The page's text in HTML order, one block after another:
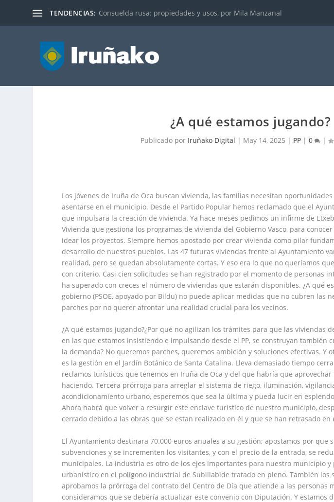
TENDENCIAS: Consuelda rusa: propiedades y usos, por Mila Manzanal
¿A qué estamos jugando?
Publicado por Iruñako Digital | May 14, 2025 | PP| 0 |
Los jóvenes de Iruña de Oca buscan vivienda, las familias necesitan
asentarse en el municipio. Desde el Partido Popular hemos reclamado que el
que impulsara la creación de vivienda. Ya hace meses pedimos un infirme de
Vivienda que gestiona los programas de vivienda del Gobierno Vasco, para
idear los proyectos. Siempre hemos apostado por crear vivienda como pilar
desarrollo de nuestros pueblos. Las 47 futuras viviendas frente al Ayuntamiento
realidad, pero se quedan absolutamente cortas. Y eso era lo que no queríamos
con criterio. Casi cien solicitudes se han registrado por el momento de personas
ha superado con creces el número de viviendas que estarán disponibles. ¿A qué
gobierno (PSOE, apoyado por Bildu) no puede aplicar medidas que no cubren las
parches por no querer afrontar una realidad crucial para los vecinos.
¿A qué estamos jugando?¿Por qué no agilizan los trámites para que las viviendas
en las que estamos insistiendo e impulsando desde el PP, se construyan también
la demanda? No queremos parches, queremos ambición y soluciones efectivas. Y
es la gestión en el Jardín Botánico de Santa Catalina. Lleva demasiado tiempo
reclamos turísticos que tenemos en Iruña de Oca y del que habría que
haciendo. Tercera prórroga para arreglar el sistema de riego, iluminación,
acondicionamiento urbano, esperemos que sea la última y pueda lucir en
Ahora habrá que volver a resurgir este enclave turístico de nuestro municipio,
cerrado debido a las obras que se estan realizado en él y que se han retrasado en
El Ayuntamiento destinara 70.000 euros anuales a su gestión; apostamos por que
subvenciones y se incrementen los visitantes, y con el precio de la entrada, se
municipales. La industria es otro de los ejes importantes para nuestro municipio y
urbanístico en el polígono industrial de Subillabide tratado en pleno. También los
aprobamos la prórroga del contrato del Centro de Día que atiende a las personas
consideramos que se debería actualizar este convenio con Diputación. Y estamos